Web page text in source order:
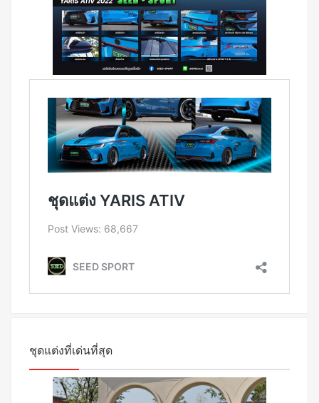
ชุดแต่งที่เด่นที่สุด